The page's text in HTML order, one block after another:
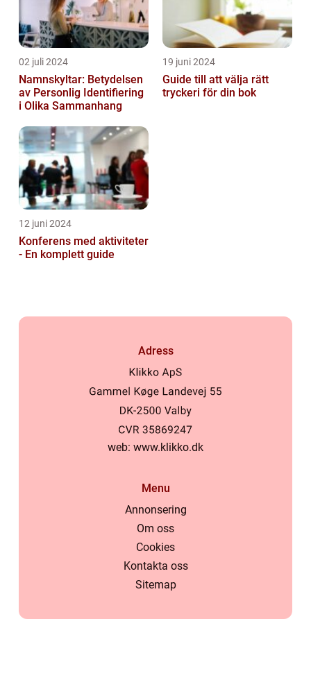
02 juli 2024
Namnskyltar: Betydelsen
av Personlig Identifiering
i Olika Sammanhang
19 juni 2024
Guide till att välja rätt
tryckeri för din bok
12 juni 2024
Konferens med aktiviteter
- En komplett guide
Adress
web: www.klikko.dk
Menu
Annonsering
Om oss
Cookies
Kontakta oss
Sitemap